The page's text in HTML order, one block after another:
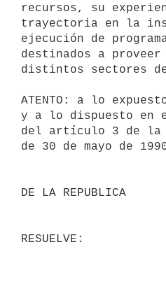
recursos, su
trayectoria en la
ejecución de
destinados a
distintos sectores
ATENTO: a lo
y a lo dispuesto en
del artículo 3 de la
de 30 de mayo de
DE LA REPUBLICA